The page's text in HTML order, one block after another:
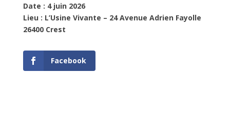
Date : 4 juin 2026
Lieu : L’Usine Vivante – 24 Avenue Adrien Fayolle
26400 Crest
Facebook